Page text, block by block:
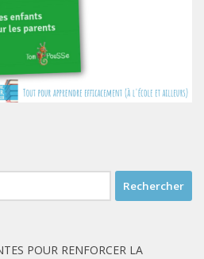
POUR RENFORCER LA